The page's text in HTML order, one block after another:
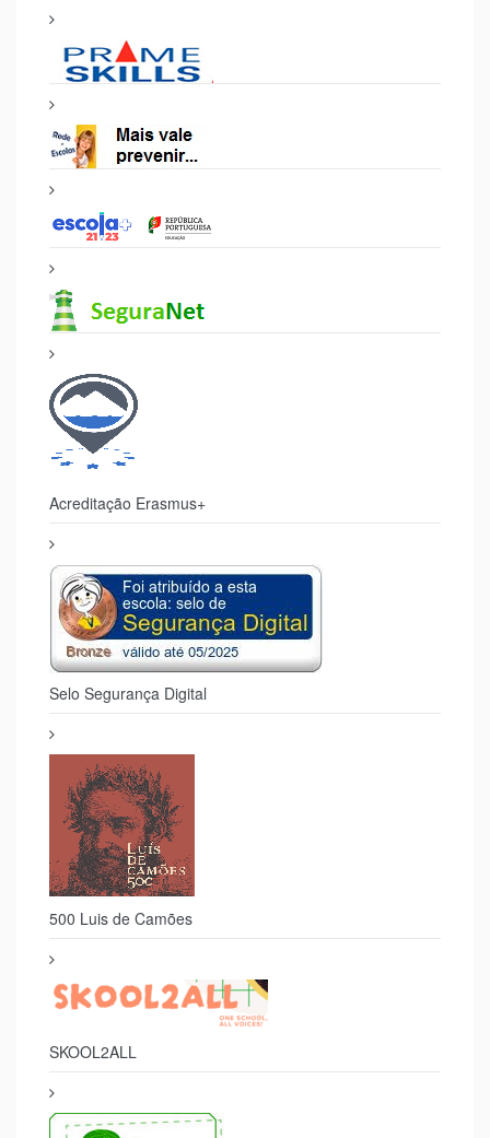
Acreditação Erasmus+
Selo Segurança Digital
500 Luis de Camões
SKOOL2ALL